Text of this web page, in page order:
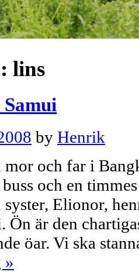
lins
by Henrik
mor och far i
och en
Elionor,
Ön är den
öar. Vi ska
»